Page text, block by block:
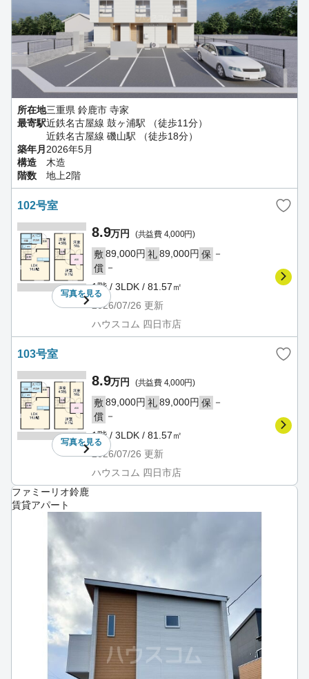
所在地三重県 鈴鹿市 寺家
最寄駅近鉄名古屋線 鼓ヶ浦駅 （徒歩11分）
近鉄名古屋線 磯山駅 （徒歩18分）
築年月 2026年5月
構造
木造
階数
地上2階
102号室
写真を見る
8.9万円 (共益費 4,000円)
敷89,000円 礼89,000円 保 －
償 －
1階 / 3LDK / 81.57㎡
2026/07/26 更新
ハウスコム 四日市店
103号室
写真を見る
8.9万円 (共益費 4,000円)
敷89,000円 礼89,000円 保 －
償 －
1階 / 3LDK / 81.57㎡
2026/07/26 更新
ハウスコム 四日市店
ファミーリオ鈴鹿
賃貸アパート